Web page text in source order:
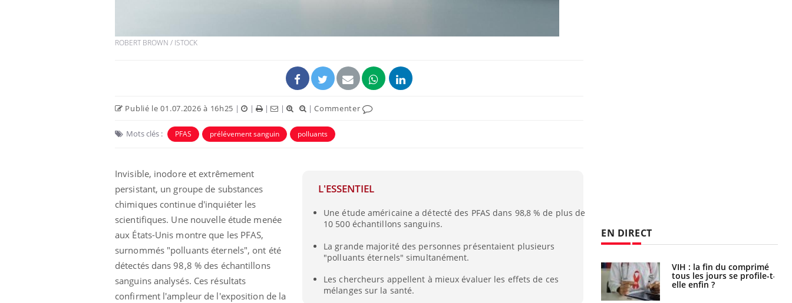
ROBERT BROWN / ISTOCK
Publié le 01.07.2026 à 16h25 | | | | |Commenter
Mots clés : PFAS prélévement sanguin polluants
L'ESSENTIEL
Une étude américaine a détecté des PFAS dans 98,8 % de plus de
10 500 échantillons sanguins.
La grande majorité des personnes présentaient plusieurs
"polluants éternels" simultanément.
Les chercheurs appellent à mieux évaluer les effets de ces
mélanges sur la santé.
Invisible, inodore et extrêmement
persistant, un groupe de substances
chimiques continue d'inquiéter les
scientifiques. Une nouvelle étude menée
aux États-Unis montre que les PFAS,
surnommés "polluants éternels", ont été
détectés dans 98,8 % des échantillons
sanguins analysés. Ces résultats
confirment l'ampleur de l'exposition de la
EN DIRECT
Mortalité infantile : un
rapport s’interroge sur
son taux élevé en France
comment le travail
empiète de plus en plus
sur nos soirées
protègent-ils aussi les os
?
VIH : la fin du comprimé
tous les jours se profile-t-
elle enfin ?